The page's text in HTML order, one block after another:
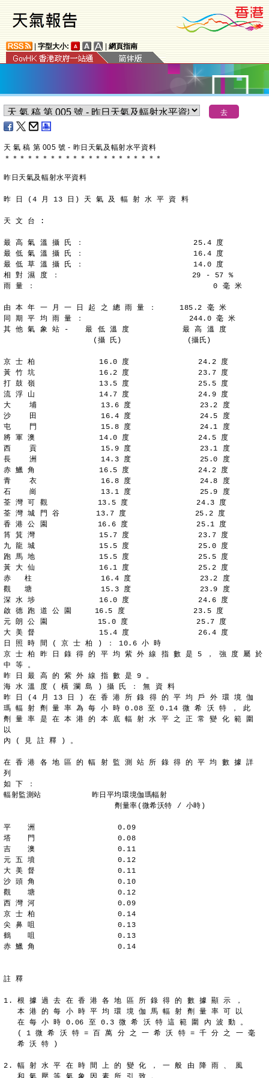
字型大小: 網頁指南
天 氣 稿 第 005 號 - 昨日天氣及輻射水平資料
＊ ＊ ＊ ＊ ＊ ＊ ＊ ＊ ＊ ＊ ＊ ＊ ＊ ＊ ＊ ＊ ＊ ＊ ＊ ＊ ＊
昨日天氣及輻射水平資料
昨 日 (4 月 13 日) 天 氣 及 輻 射 水 平 資 料
天 文 台 :
最 高 氣 溫 攝 氏 ：                        25.4 度
最 低 氣 溫 攝 氏 ：                        16.4 度
最 低 草 溫 攝 氏 ：                        14.0 度
相 對 濕 度 ：                             29 - 57 %
雨 量 ：                                       0 毫 米
由 本 年 一 月 一 日 起 之 總 雨 量 ：     185.2 毫 米
同 期 平 均 雨 量 ：                       244.0 毫 米
其 他 氣 象 站 - 　 最 低 溫 度 　         最 高 溫 度
(攝 氏)　　 　   　 　 (攝氏)
京 士 柏              16.0 度               24.2 度
黃 竹 坑              16.2 度               23.7 度
打 鼓 嶺              13.5 度               25.5 度
流 浮 山              14.7 度               24.9 度
大    埔              13.6 度               23.2 度
沙    田              16.4 度               24.5 度
屯    門              15.8 度               24.1 度
將 軍 澳              14.0 度               24.5 度
西    貢              15.9 度               23.1 度
長    洲              14.3 度               25.0 度
赤 鱲 角              16.5 度               24.2 度
青    衣              16.8 度               24.8 度
石    崗              13.1 度               25.9 度
荃 灣 可 觀           13.5 度               24.3 度
荃 灣 城 門 谷        13.7 度               25.2 度
香 港 公 園           16.6 度               25.1 度
筲 箕 灣              15.7 度               23.7 度
九 龍 城              15.5 度               25.0 度
跑 馬 地              15.5 度               25.5 度
黃 大 仙              16.1 度               25.2 度
赤   柱               16.4 度               23.2 度
觀   塘               15.3 度               23.9 度
深 水 埗              16.0 度               24.6 度
啟 德 跑 道 公 園     16.5 度               23.5 度
元 朗 公 園           15.0 度               25.7 度
大 美 督              15.4 度               26.4 度
日 照 時 間 ( 京 士 柏 ) ： 10.6 小 時
京 士 柏 昨 日 錄 得 的 平 均 紫 外 線 指 數 是 5 ， 強 度 屬 於
中 等 。
昨 日 最 高 的 紫 外 線 指 數 是 9 。
海 水 溫 度 ( 橫 瀾 島 ) 攝 氏 ： 無 資 料
昨 日 (4 月 13 日 ) 在 香 港 所 錄 得 的 平 均 戶 外 環 境 伽
瑪 輻 射 劑 量 率 為 每 小 時 0.08 至 0.14 微 希 沃 特 ， 此
劑 量 率 是 在 本 港 的 本 底 輻 射 水 平 之 正 常 變 化 範 圍
以
內 ( 見 註 釋 ) 。
在 香 港 各 地 區 的 輻 射 監 測 站 所 錄 得 的 平 均 數 據 詳
列
如 下 ：
輻射監測站           昨日平均環境伽瑪輻射
	                 劑量率(微希沃特 / 小時)
平  　洲                  0.09
塔  　門                  0.08
吉　  澳                  0.11
元 五 墳                  0.12
大 美 督                  0.11
沙 頭 角                  0.10
觀  　塘                  0.12
西 灣 河                  0.09
京 士 柏                  0.14
尖 鼻 咀                  0.13
鶴  　咀                  0.13
赤 鱲 角                  0.14
註 釋
1. 根 據 過 去 在 香 港 各 地 區 所 錄 得 的 數 據 顯 示 ，
本 港 的 每 小 時 平 均 環 境 伽 馬 輻 射 劑 量 率 可 以
在 每 小 時 0.06 至 0.3 微 希 沃 特 這 範 圍 內 波 動 。
( 1 微 希 沃 特 = 百 萬 分 之 一 希 沃 特 = 千 分 之 一 毫
希 沃 特 )
2. 輻 射 水 平 在 時 間 上 的 變 化 ， 一 般 由 降 雨 、 風